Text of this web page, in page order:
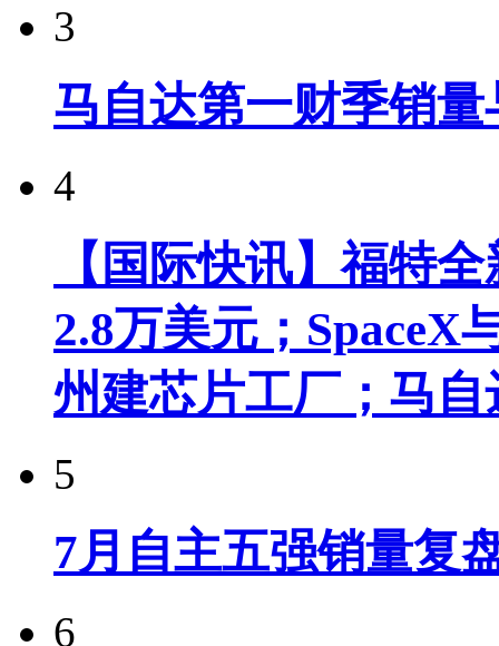
3
马自达第一财季销
4
【国际快讯】福特
2.8万美元；SpaceX
州建芯片工厂；马
5
7月自主五强销量复
6